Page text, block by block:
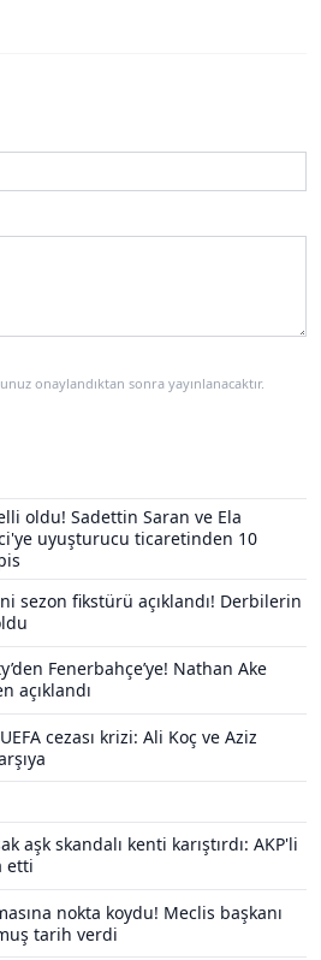
onaylandıktan sonra yayınlanacaktır.
oldu! Sadettin Saran ve Ela
uyuşturucu ticaretinden 10
sezon fikstürü açıklandı! Derbilerin
Fenerbahçe’ye! Nathan Ake
açıklandı
cezası krizi: Ali Koç ve Aziz
aşk skandalı kenti karıştırdı: AKP'li
etti
nokta koydu! Meclis başkanı
tarih verdi